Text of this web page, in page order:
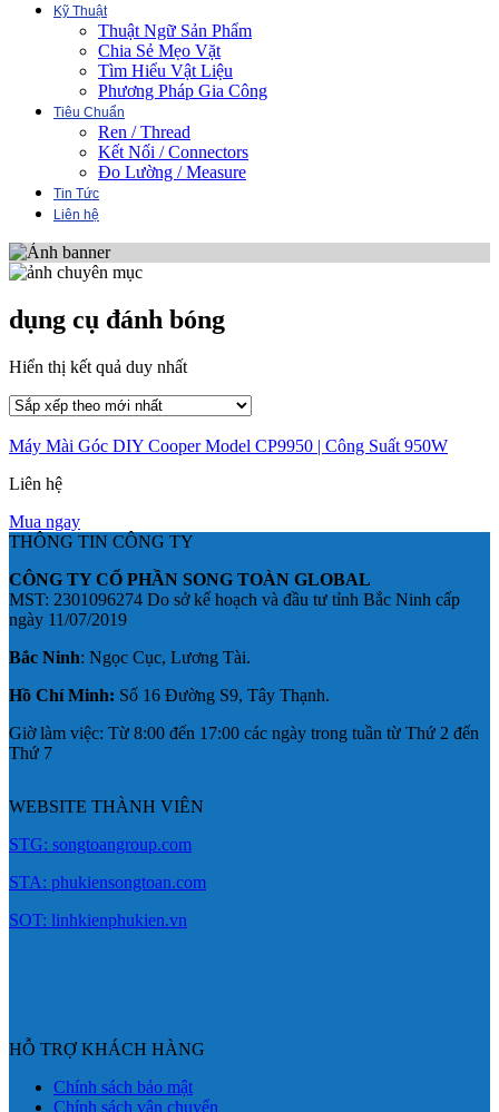
Kỹ Thuật
Thuật Ngữ Sản Phẩm
Chia Sẻ Mẹo Vặt
Tìm Hiểu Vật Liệu
Phương Pháp Gia Công
Tiêu Chuẩn
Ren / Thread
Kết Nối / Connectors
Đo Lường / Measure
Tin Tức
Liên hệ
dụng cụ đánh bóng
Hiển thị kết quả duy nhất
Máy Mài Góc DIY Cooper Model CP9950 | Công Suất 950W
Liên hệ
Mua ngay
THÔNG TIN CÔNG TY
CÔNG TY CỔ PHẦN SONG TOÀN GLOBAL
MST: 2301096274 Do sở kế hoạch và đầu tư tỉnh Bắc Ninh cấp
ngày 11/07/2019
Bắc Ninh: Ngọc Cục, Lương Tài.
Hồ Chí Minh: Số 16 Đường S9, Tây Thạnh.
Giờ làm việc: Từ 8:00 đến 17:00 các ngày trong tuần từ Thứ 2 đến
Thứ 7
WEBSITE THÀNH VIÊN
STG: songtoangroup.com
STA: phukiensongtoan.com
SOT: linhkienphukien.vn
HỖ TRỢ KHÁCH HÀNG
Chính sách bảo mật
Chính sách vận chuyển